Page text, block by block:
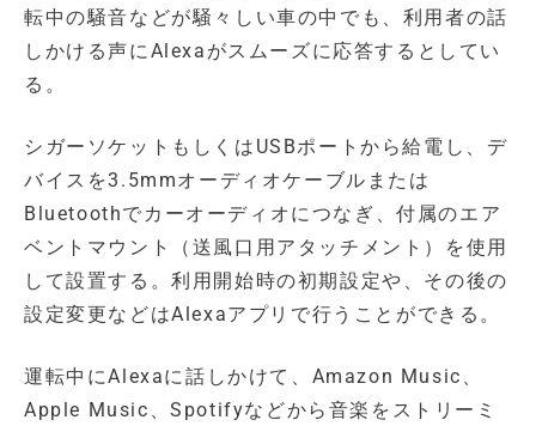
転中の騒音などが騒々しい車の中でも、利用者の話
しかける声にAlexaがスムーズに応答するとしてい
る。
シガーソケットもしくはUSBポートから給電し、デ
バイスを3.5mmオーディオケーブルまたは
Bluetoothでカーオーディオにつなぎ、付属のエア
ベントマウント（送風口用アタッチメント）を使用
して設置する。利用開始時の初期設定や、その後の
設定変更などはAlexaアプリで行うことができる。
運転中にAlexaに話しかけて、Amazon Music、
Apple Music、Spotifyなどから音楽をストリーミ